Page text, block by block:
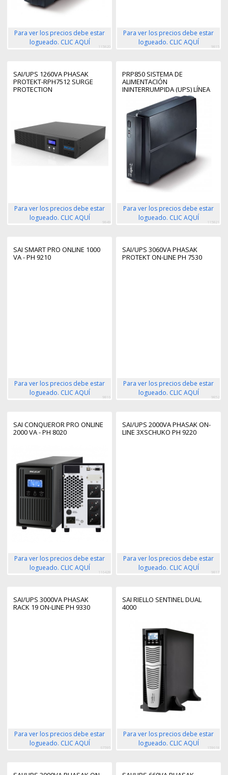
Para ver los precios debe estar
logueado. CLIC AQUÍ
115820
Para ver los precios debe estar
logueado. CLIC AQUÍ
9815
SAI/UPS 1260VA PHASAK
PROTEKT-RPH7512 SURGE
PROTECTION
Para ver los precios debe estar
logueado. CLIC AQUÍ
9849
PRP850 SISTEMA DE
ALIMENTACIÓN
ININTERRUMPIDA (UPS) LÍNEA
INTERACTIVA 0,85 KVA 480 W 2
SALIDAS AC
Para ver los precios debe estar
logueado. CLIC AQUÍ
115821
SAI SMART PRO ONLINE 1000
VA - PH 9210
Para ver los precios debe estar
logueado. CLIC AQUÍ
9816
SAI/UPS 3060VA PHASAK
PROTEKT ON-LINE PH 7530
Para ver los precios debe estar
logueado. CLIC AQUÍ
9852
SAI CONQUEROR PRO ONLINE
2000 VA - PH 8020
Para ver los precios debe estar
logueado. CLIC AQUÍ
116428
SAI/UPS 2000VA PHASAK ON-
LINE 3XSCHUKO PH 9220
Para ver los precios debe estar
logueado. CLIC AQUÍ
9817
SAI/UPS 3000VA PHASAK
RACK 19 ON-LINE PH 9330
Para ver los precios debe estar
logueado. CLIC AQUÍ
67595
SAI RIELLO SENTINEL DUAL
4000
Para ver los precios debe estar
logueado. CLIC AQUÍ
159618